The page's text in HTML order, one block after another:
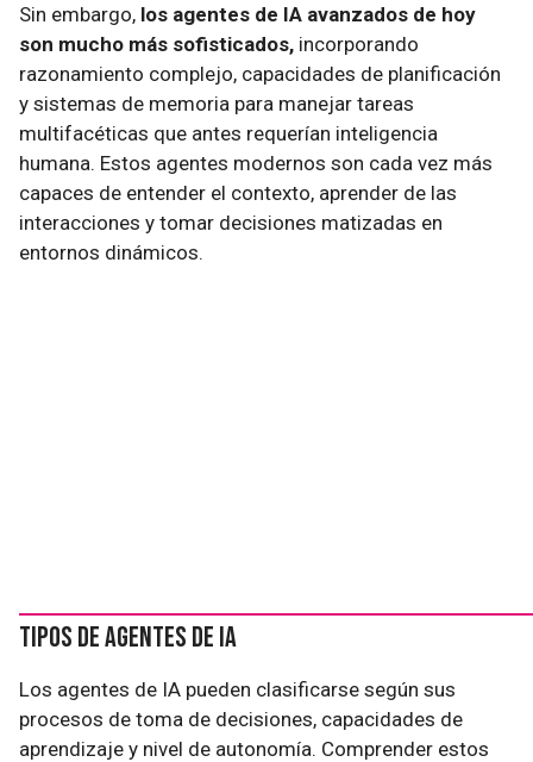
Sin embargo, los agentes de IA avanzados de hoy
son mucho más sofisticados, incorporando
razonamiento complejo, capacidades de planificación
y sistemas de memoria para manejar tareas
multifacéticas que antes requerían inteligencia
humana. Estos agentes modernos son cada vez más
capaces de entender el contexto, aprender de las
interacciones y tomar decisiones matizadas en
entornos dinámicos.
Tipos de Agentes de IA
Los agentes de IA pueden clasificarse según sus
procesos de toma de decisiones, capacidades de
aprendizaje y nivel de autonomía. Comprender estos